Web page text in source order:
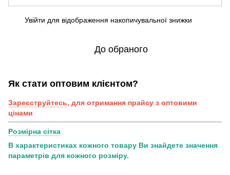
Увійти для відображення накопичувальної знижки
До обраного
Як стати оптовим клієнтом?
Зареєструйтесь, для отримання прайсу з оптовими
цінами
Розмірна сітка
В характеристиках кожного товару Ви знайдете значення
параметрів для кожного розміру.